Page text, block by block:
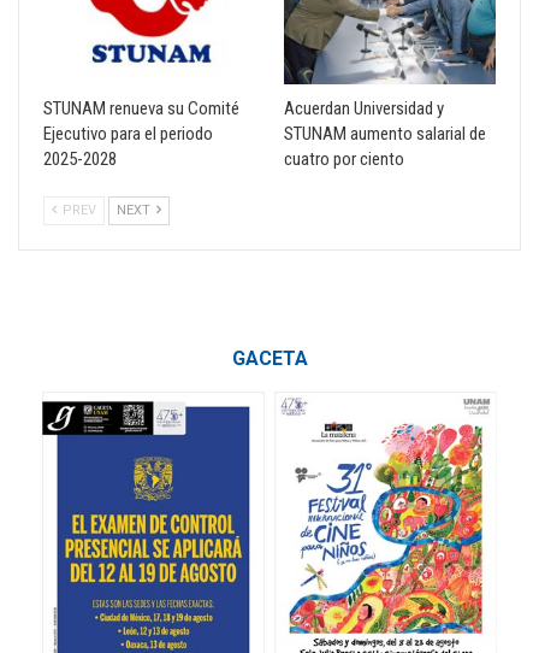
STUNAM renueva su Comité
Ejecutivo para el periodo
2025-2028
Acuerdan Universidad y
STUNAM aumento salarial de
cuatro por ciento
PREV NEXT
GACETA